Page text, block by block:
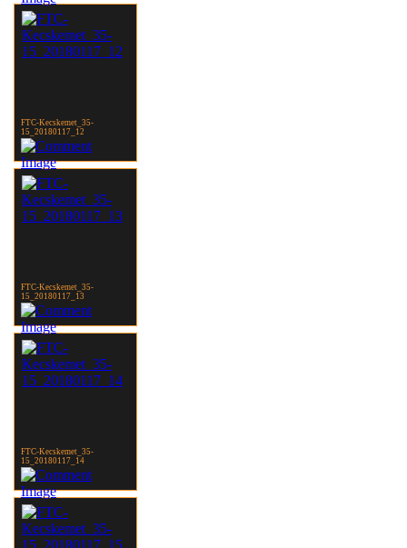
FTC-Kecskemet_35-
15_20180117_12
FTC-Kecskemet_35-
15_20180117_13
FTC-Kecskemet_35-
15_20180117_14